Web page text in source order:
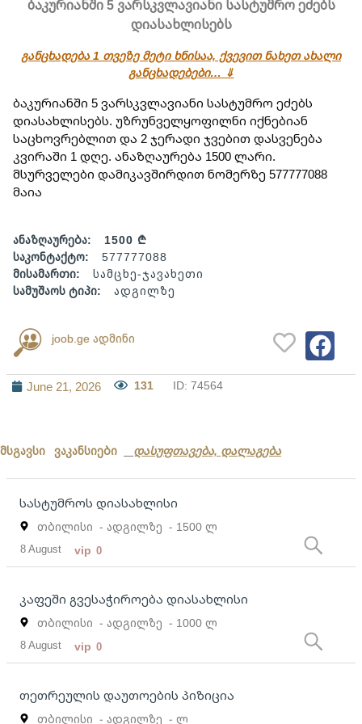
ბაკურიანში 5 ვარსკვლავიანი სასტუმრო ეძებს
დიასახლისებს
განცხადება 1 თვეზე მეტი ხნისაა, ქვევით ნახეთ ახალი
განცხადებები… ⇓
ბაკურიანში 5 ვარსკვლავიანი სასტუმრო ეძებს
დიასახლისებს. უზრუნველყოფილნი იქნებიან
საცხოვრებლით და 2 ჯერადი ჯვებით დასვენება
კვირაში 1 დღე. ანაზღაურება 1500 ლარი.
მსურველები დამიკავშირდით ნომერზე 577777088
მაია
ანაზღაურება:
1500 ₾
საკონტაქტო:
577777088
მისამართი:
სამცხე-ჯავახეთი
სამუშაოს ტიპი:
ადგილზე
joob.ge ადმინი
June 21, 2026 131 ID: 74564
მსგავსი ვაკანსიები დასუფთავება, დალაგება
სასტუმროს დიასახლისი
თბილისი - ადგილზე - 1500 ლ
8 August vip 0
კაფეში გვესაჭიროება დიასახლისი
თბილისი - ადგილზე - 1000 ლ
8 August vip 0
თეთრეულის დაუთოების პიზიცია
თბილისი - ადგილზე - ლ